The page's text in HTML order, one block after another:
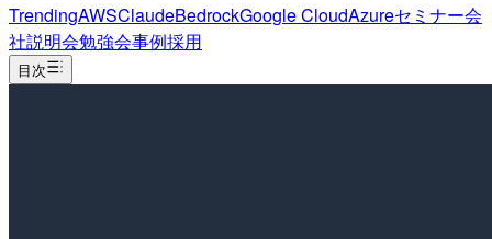
TrendingAWSClaudeBedrockGoogle CloudAzureセミナー会
社説明会勉強会事例採用
目次